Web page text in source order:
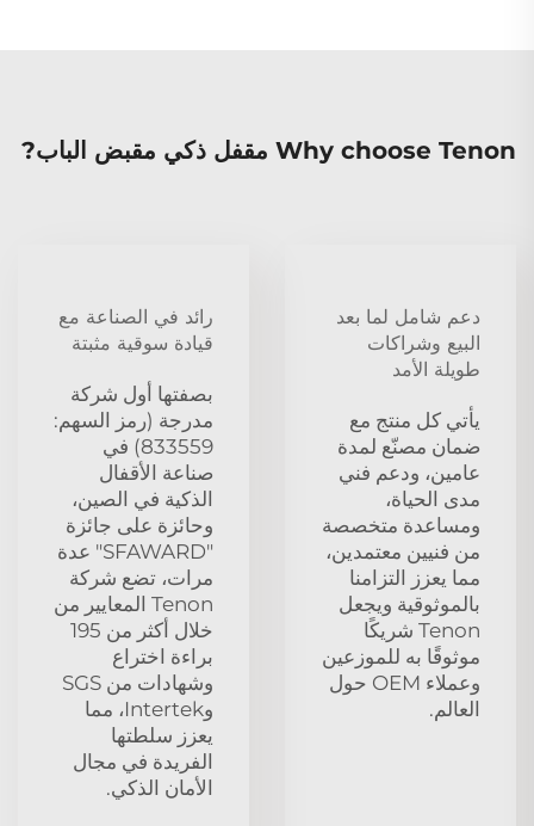
Why choose Tenon مقفل ذكي مقبض الباب?
دعم شامل لما بعد
البيع وشراكات
طويلة الأمد
يأتي كل منتج مع
ضمان مصنّع لمدة
عامين، ودعم فني
مدى الحياة،
ومساعدة متخصصة
من فنيين معتمدين،
مما يعزز التزامنا
بالموثوقية ويجعل
Tenon شريكًا
موثوقًا به للموزعين
وعملاء OEM حول
العالم.
رائد في الصناعة مع
قيادة سوقية مثبتة
بصفتها أول شركة
مدرجة (رمز السهم:
833559) في
صناعة الأقفال
الذكية في الصين،
وحائزة على جائزة
"SFAWARD" عدة
مرات، تضع شركة
Tenon المعايير من
خلال أكثر من 195
براءة اختراع
وشهادات من SGS
وIntertek، مما
يعزز سلطتها
الفريدة في مجال
الأمان الذكي.